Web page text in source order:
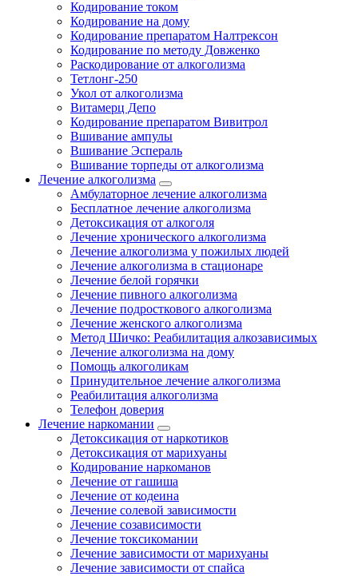
Кодирование током
Кодирование на дому
Кодирование препаратом Налтрексон
Кодирование по методу Довженко
Раскодирование от алкоголизма
Тетлонг-250
Укол от алкоголизма
Витамерц Депо
Кодирование препаратом Вивитрол
Вшивание ампулы
Вшивание Эспераль
Вшивание торпеды от алкоголизма
Лечение алкоголизма
Амбулаторное лечение алкоголизма
Бесплатное лечение алкоголизма
Детоксикация от алкоголя
Лечение хронического алкоголизма
Лечение алкоголизма у пожилых людей
Лечение алкоголизма в стационаре
Лечение белой горячки
Лечение пивного алкоголизма
Лечение подросткового алкоголизма
Лечение женского алкоголизма
Метод Шичко: Реабилитация алкозависимых
Лечение алкоголизма на дому
Помощь алкоголикам
Принудительное лечение алкоголизма
Реабилитация алкоголизма
Телефон доверия
Лечение наркомании
Детоксикация от наркотиков
Детоксикация от марихуаны
Кодирование наркоманов
Лечение от гашиша
Лечение от кодеина
Лечение солевой зависимости
Лечение созависимости
Лечение токсикомании
Лечение зависимости от марихуаны
Лечение зависимости от спайса